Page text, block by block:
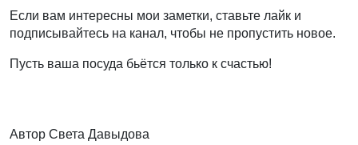
Если вам интересны мои заметки, ставьте лайк и
подписывайтесь на канал, чтобы не пропустить новое.
Пусть ваша посуда бьётся только к счастью!
Автор Света Давыдова